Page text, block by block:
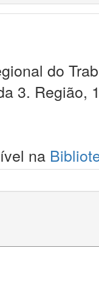
do
3. Região,
na